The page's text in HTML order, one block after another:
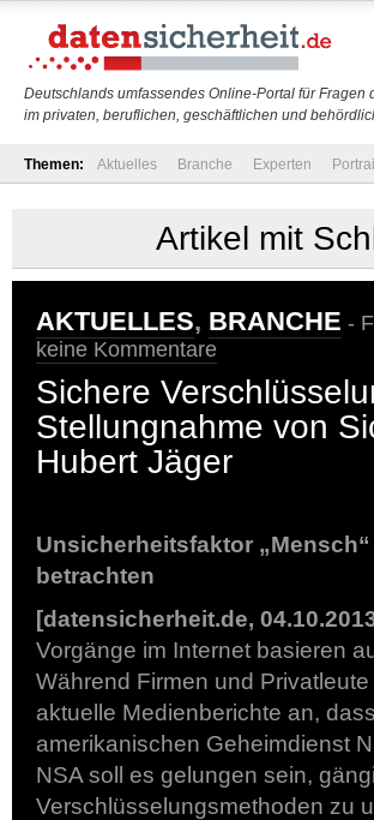
Deutschlands umfassendes Online-Portal für Fragen
im privaten, beruflichen, geschäftlichen und
Themen: Aktuelles Branche Experten
Artikel mit
AKTUELLES, BRANCHE -
keine Kommentare
Sichere
Stellungnahme von
Hubert Jäger
Unsicherheitsfaktor
betrachten
[datensicherheit.de,
Vorgänge im Internet basieren
Während Firmen und
aktuelle Medienberichte an,
amerikanischen Geheimdienst
NSA soll es gelungen sein,
Verschlüsselungsmethoden zu